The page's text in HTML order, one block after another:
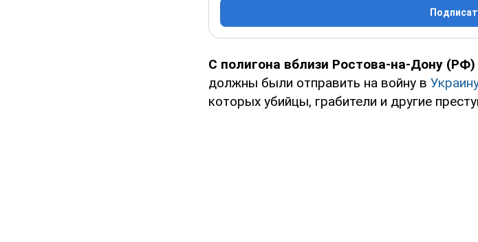
С полигона вблизи Ростова-на-Дону
должны были отправить на войну в Украину
которых убийцы, грабители и другие